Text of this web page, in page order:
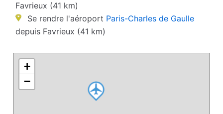
Favrieux (41 km)
Se rendre l'aéroport Paris-Charles de Gaulle
depuis Favrieux (41 km)
+
−